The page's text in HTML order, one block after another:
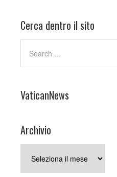
Cerca dentro il sito
VaticanNews
Archivio